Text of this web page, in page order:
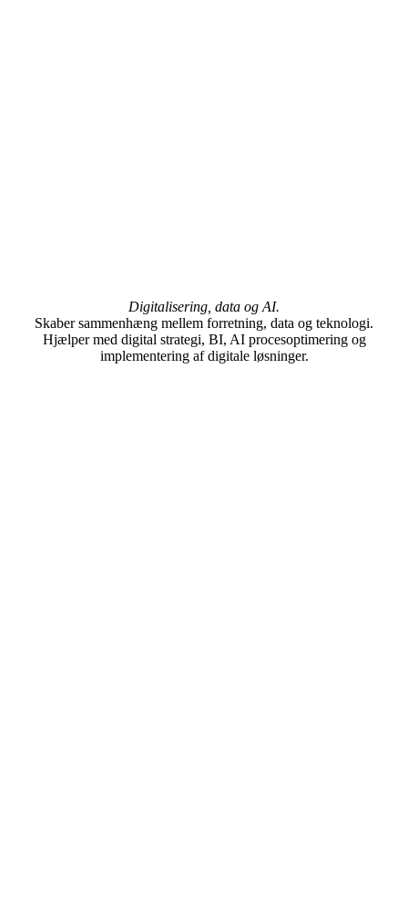
Digitalisering, data og AI.
Skaber sammenhæng mellem forretning, data og teknologi.
Hjælper med digital strategi, BI, AI procesoptimering og
implementering af digitale løsninger.